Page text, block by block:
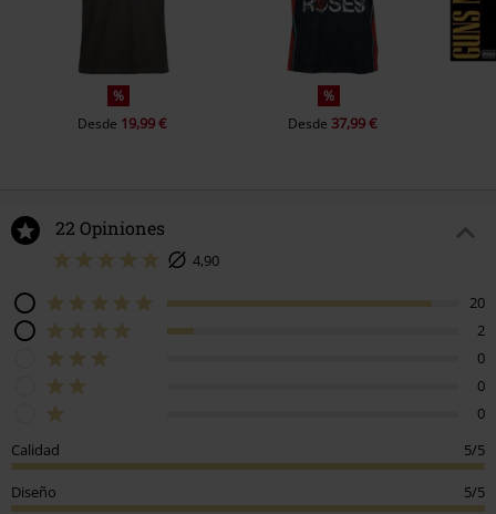
%
Desde 19,99 €
%
Desde 37,99 €
22 Opiniones
4,90
20
2
0
0
0
Calidad
5/5
Diseño 5/5